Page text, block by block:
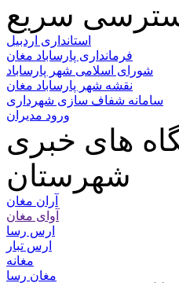
سریع
استانداری اردبیل
فرمانداری پارساباد مغان
شورای اسلامی شهر پارساباد
نقشه شهر پارساباد مغان
سامانه شفاف سازی شهرداری
ورود مدیران
های خبری
شهرستان
آران مغان
آوای مغان
ارس رسا
ارس تبار
مغانه
مغان رسا